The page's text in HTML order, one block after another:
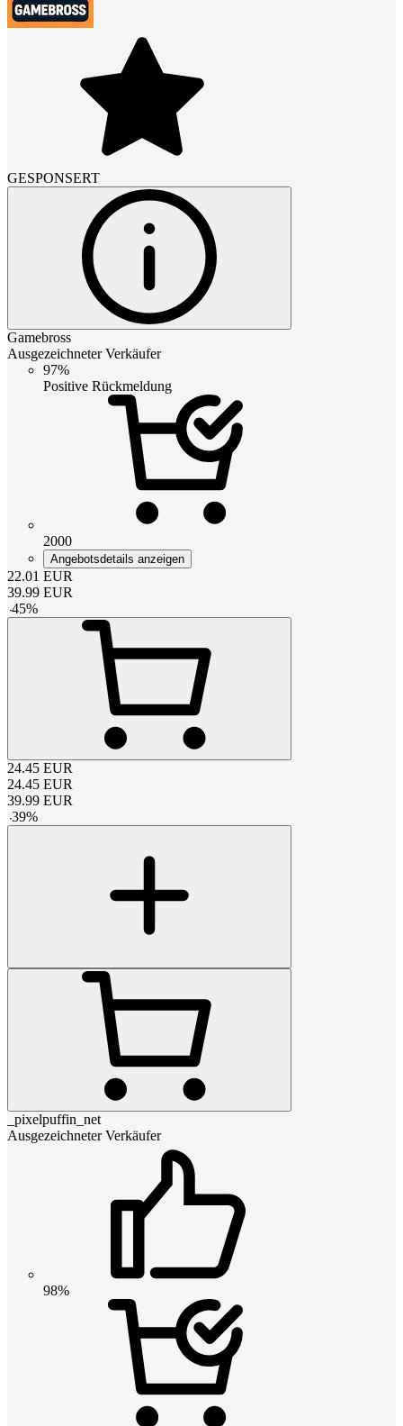
GESPONSERT
Gamebross
Ausgezeichneter Verkäufer
97%
Positive Rückmeldung
2000
Angebotsdetails anzeigen
22.01 EUR
39.99 EUR
-45%
24.45 EUR
24.45 EUR
39.99 EUR
-39%
_pixelpuffin_net
Ausgezeichneter Verkäufer
98%